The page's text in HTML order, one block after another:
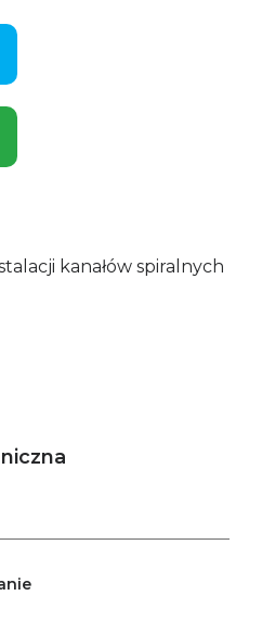
kanałów spiralnych